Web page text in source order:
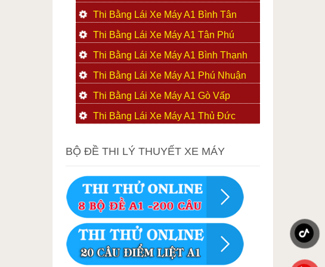
Thi Bằng Lái Xe Máy A1 Bình Tân
Thi Bằng Lái Xe Máy A1 Tân Phú
Thi Bằng Lái Xe Máy A1 Bình Thạnh
Thi Bằng Lái Xe Máy A1 Phú Nhuận
Thi Bằng Lái Xe Máy A1 Gò Vấp
Thi Bằng Lái Xe Máy A1 Thủ Đức
BỘ ĐỀ THI LÝ THUYẾT XE MÁY